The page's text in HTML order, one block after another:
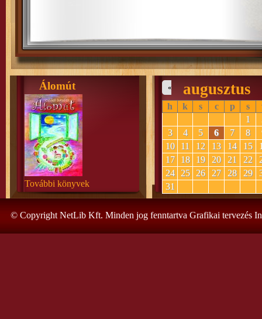
Álomút
További könyvek
augusztus
«
h k s c p s
1
3
4 5 6 7 8
10
11 12 13 14 15
17
18 19 20 21 22
24
25 26 27 28 29
31
© Copyright NetLib Kft. Minden jog fenntartva Grafikai tervezés